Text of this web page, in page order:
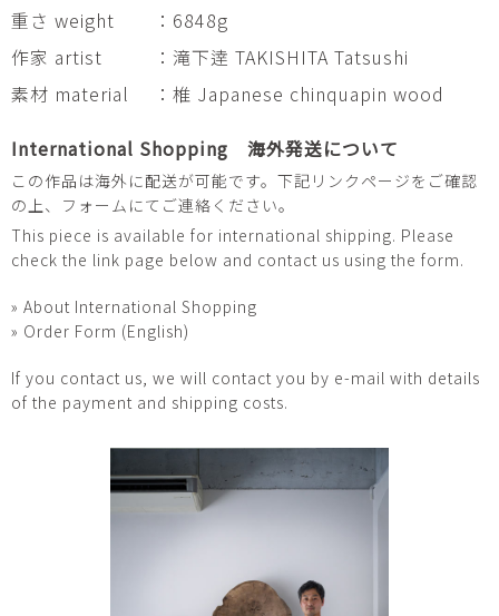
重さ weight
：6848g
作家 artist
：滝下逹 TAKISHITA Tatsushi
素材 material
：椎 Japanese chinquapin wood
International Shopping 海外発送について
この作品は海外に配送が可能です。下記リンクページをご確認
の上、フォームにてご連絡ください。
This piece is available for international shipping. Please
check the link page below and contact us using the form.
» About International Shopping
» Order Form (English)
If you contact us, we will contact you by e-mail with details
of the payment and shipping costs.